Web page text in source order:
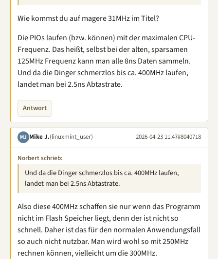
Wie kommst du auf magere 31MHz im Titel?
Die PIOs laufen (bzw. können) mit der maximalen CPU-
Frequenz. Das heißt, selbst bei der alten, sparsamen
125MHz Frequenz kann man alle 8ns Daten sammeln.
Und da die Dinger schmerzlos bis ca. 400MHz laufen,
landet man bei 2.5ns Abtastrate.
Antwort
MJ Mike J.(linuxmint_user) 2026-04-23 11:47#8040718
Norbert schrieb:
Und da die Dinger schmerzlos bis ca. 400MHz laufen,
landet man bei 2.5ns Abtastrate.
Also diese 400MHz schaffen sie nur wenn das Programm
nicht im Flash Speicher liegt, denn der ist nicht so
schnell. Daher ist das für den normalen Anwendungsfall
so auch nicht nutzbar. Man wird wohl so mit 250MHz
rechnen können, vielleicht um die 300MHz.